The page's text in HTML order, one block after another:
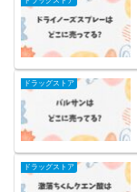
ドラッグストア
ドラッグストア